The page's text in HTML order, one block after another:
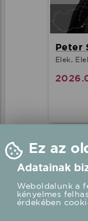
Peter
Elek,
Ez az
Adatainak
Weboldalunk a
kényelmes
érdekében